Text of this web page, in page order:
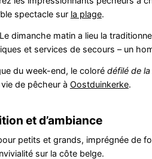
spectacle sur la plage.
Le dimanche matin a lieu la
et services de secours – un
du week-end, le colorédéfilé de
de pêcheur à Oostduinkerke.
et d’ambiance
petits et grands, imprégnée de
sur la côte belge.